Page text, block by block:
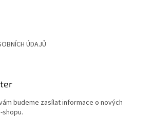
ÚDAJŮ
budeme zasílat informace o nových